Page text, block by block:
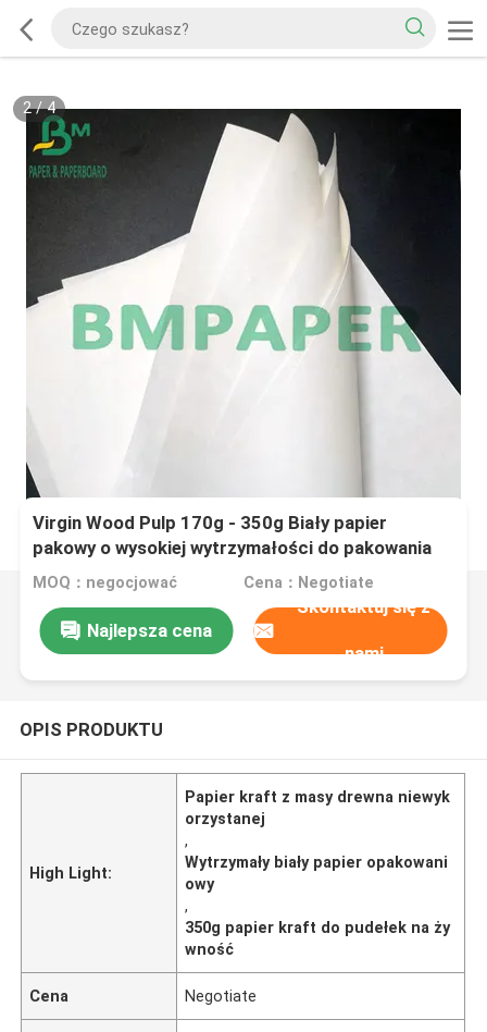
2/4
Virgin Wood Pulp 170g - 350g Biały papier
pakowy o wysokiej wytrzymałości do pakowania
MOQ：negocjować Cena：Negotiate
Najlepsza cena
Skontaktuj się z
nami
OPIS PRODUKTU
High Light:
Papier kraft z masy drewna niewyk
orzystanej
,
Wytrzymały biały papier opakowani
owy
,
350g papier kraft do pudełek na ży
wność
Cena Negotiate